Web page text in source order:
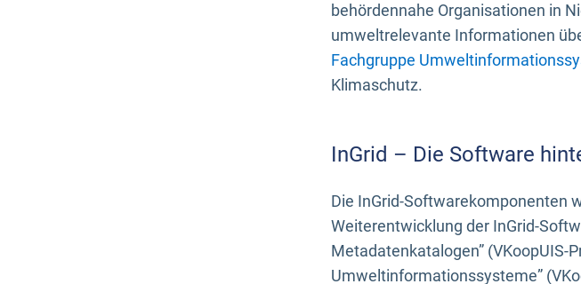
behördennahe Organisationen in
umweltrelevante Informationen
Fachgruppe
Klimaschutz.
InGrid – Die Software
Die InGrid-Softwarekomponenten
Weiterentwicklung der InGrid-
Metadatenkatalogen” (VKoopUIS-
Umweltinformationssysteme”